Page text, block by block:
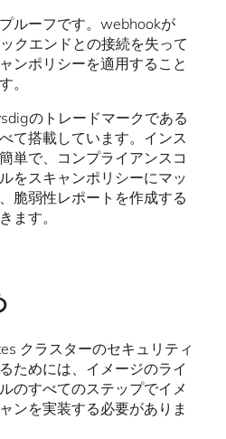
ルーフです。webhookが
クエンドとの接続を失って
ンポリシーを適用すること
。
のトレードマークである
て搭載しています。インス
単で、コンプライアンスコ
をスキャンポリシーにマッ
脆弱性レポートを作成する
ます。
クラスターのセキュリティ
ためには、イメージのライ
のすべてのステップでイメ
ンを実装する必要がありま